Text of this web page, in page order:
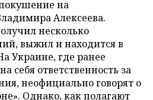
на
Алексеева.
несколько
выжил и находится в
Украине, где ранее
себя ответственность за
неофициально говорят о
Однако, как полагают